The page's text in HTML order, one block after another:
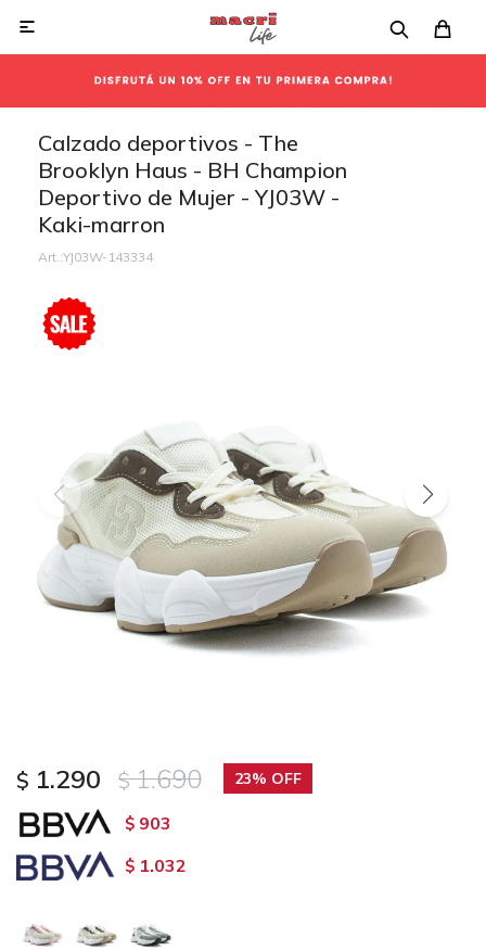

Calzado deportivos - The
Brooklyn Haus - BH Champion
Deportivo de Mujer - YJ03W -
Kaki-marron
YJ03W-143334
$ 1.290 $ 1.690 23
$ 903
$ 1.032